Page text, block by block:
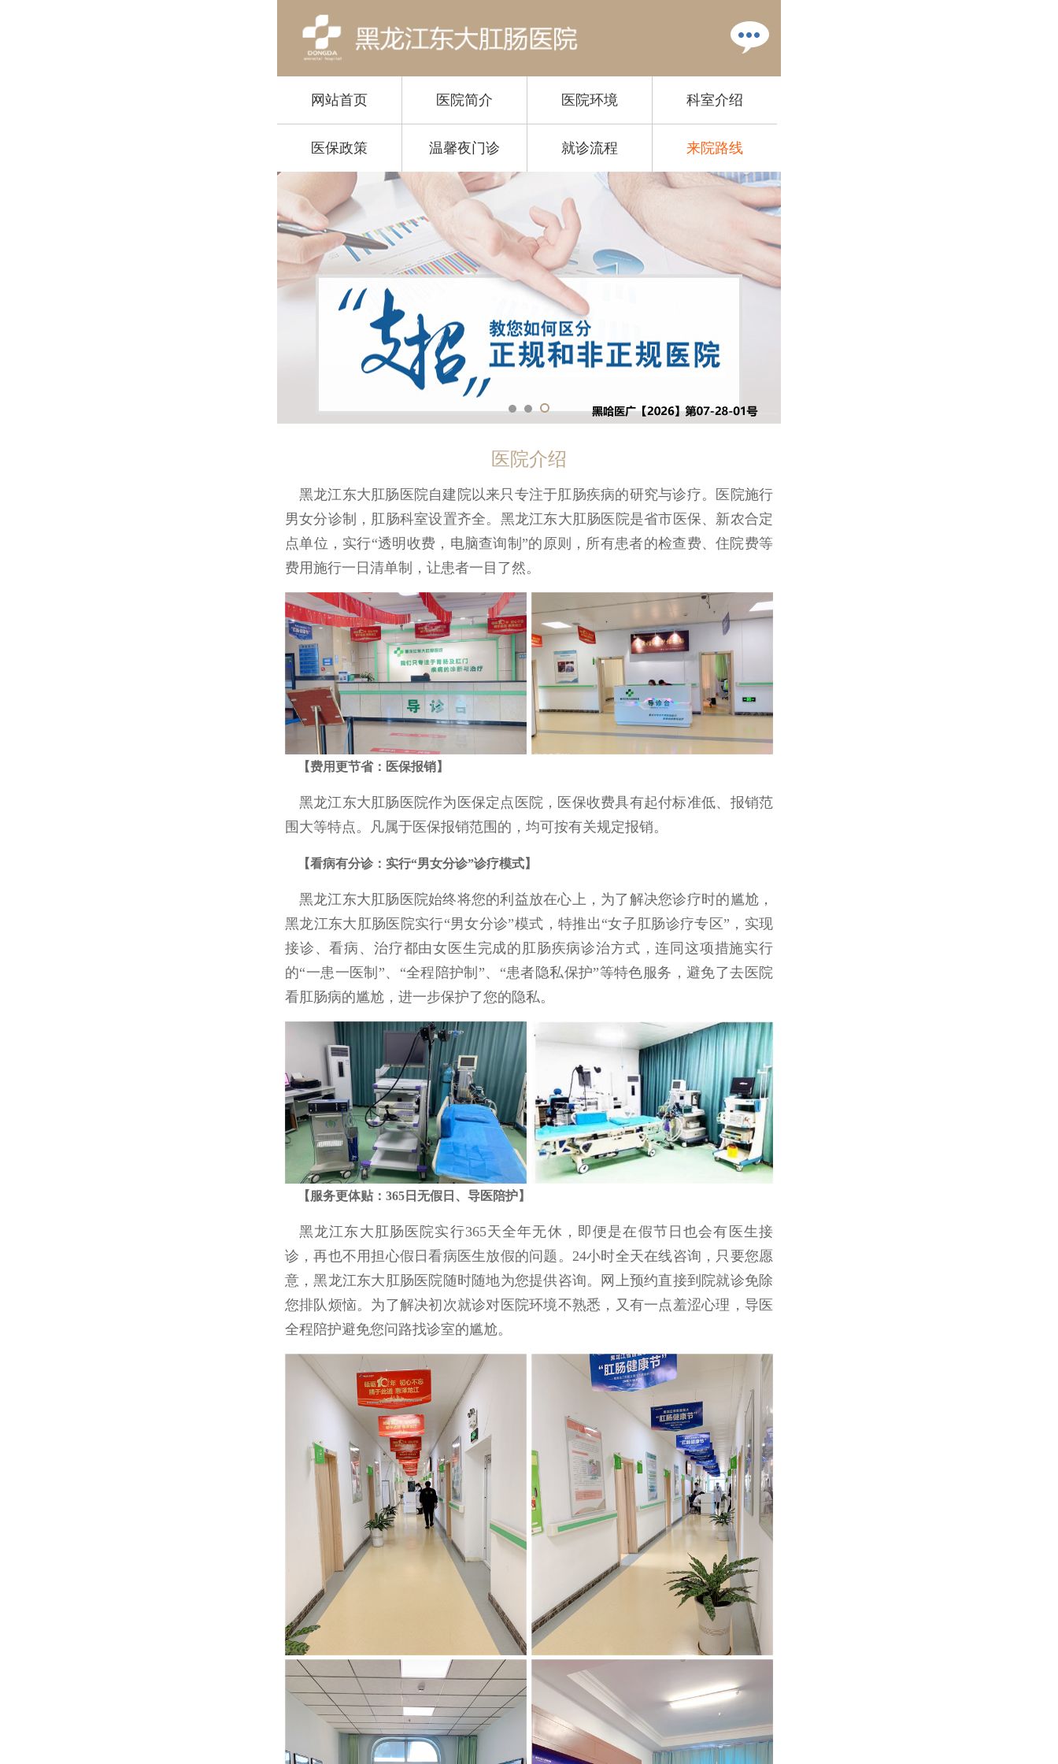
网站首页 医院简介 医院环境 科室介绍
医保政策 温馨夜门诊 就诊流程 来院路线
医院介绍
黑龙江东大肛肠医院自建院以来只专注于肛肠疾病的研究与诊疗。医院施行
男女分诊制，肛肠科室设置齐全。黑龙江东大肛肠医院是省市医保、新农合定
点单位，实行“透明收费，电脑查询制”的原则，所有患者的检查费、住院费等
费用施行一日清单制，让患者一目了然。
【费用更节省：医保报销】
黑龙江东大肛肠医院作为医保定点医院，医保收费具有起付标准低、报销范
围大等特点。凡属于医保报销范围的，均可按有关规定报销。
【看病有分诊：实行“男女分诊”诊疗模式】
黑龙江东大肛肠医院始终将您的利益放在心上，为了解决您诊疗时的尴尬，
黑龙江东大肛肠医院实行“男女分诊”模式，特推出“女子肛肠诊疗专区”，实现
接诊、看病、治疗都由女医生完成的肛肠疾病诊治方式，连同这项措施实行
的“一患一医制”、“全程陪护制”、“患者隐私保护”等特色服务，避免了去医院
看肛肠病的尴尬，进一步保护了您的隐私。
【服务更体贴：365日无假日、导医陪护】
黑龙江东大肛肠医院实行365天全年无休，即便是在假节日也会有医生接
诊，再也不用担心假日看病医生放假的问题。24小时全天在线咨询，只要您愿
意，黑龙江东大肛肠医院随时随地为您提供咨询。网上预约直接到院就诊免除
您排队烦恼。为了解决初次就诊对医院环境不熟悉，又有一点羞涩心理，导医
全程陪护避免您问路找诊室的尴尬。